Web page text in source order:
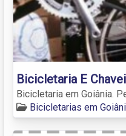
Bicicletaria E
Bicicletaria em Goiânia.
Bicicletarias em